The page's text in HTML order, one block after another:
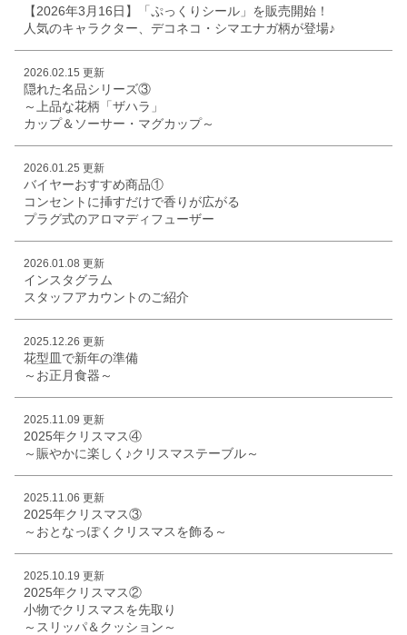
【2026年3月16日】「ぷっくりシール」を販売開始！
人気のキャラクター、デコネコ・シマエナガ柄が登場♪
2026.02.15 更新
隠れた名品シリーズ③
～上品な花柄「ザハラ」
カップ＆ソーサー・マグカップ～
2026.01.25 更新
バイヤーおすすめ商品①
コンセントに挿すだけで香りが広がる
プラグ式のアロマディフューザー
2026.01.08 更新
インスタグラム
スタッフアカウントのご紹介
2025.12.26 更新
花型皿で新年の準備
～お正月食器～
2025.11.09 更新
2025年クリスマス④
～賑やかに楽しく♪クリスマステーブル～
2025.11.06 更新
2025年クリスマス③
～おとなっぽくクリスマスを飾る～
2025.10.19 更新
2025年クリスマス②
小物でクリスマスを先取り
～スリッパ＆クッション～